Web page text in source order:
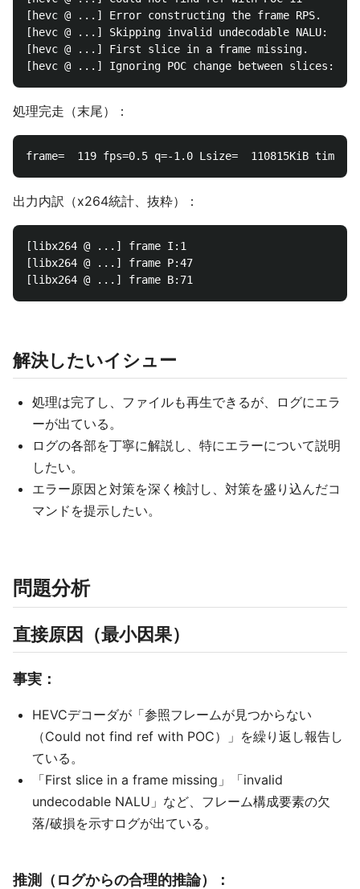
[hevc @ ...] Error constructing the frame RPS.
[hevc @ ...] Skipping invalid undecodable NALU: 1
[hevc @ ...] First slice in a frame missing.
処理完走（末尾）：
出力内訳（x264統計、抜粋）：
[libx264 @ ...] frame I:1
[libx264 @ ...] frame P:47
解決したいイシュー
処理は完了し、ファイルも再生できるが、ログにエラ
ーが出ている。
ログの各部を丁寧に解説し、特にエラーについて説明
したい。
エラー原因と対策を深く検討し、対策を盛り込んだコ
マンドを提示したい。
問題分析
直接原因（最小因果）
事実：
HEVCデコーダが「参照フレームが見つからない
（Could not find ref with POC）」を繰り返し報告し
ている。
「First slice in a frame missing」「invalid
undecodable NALU」など、フレーム構成要素の欠
落/破損を示すログが出ている。
推測（ログからの合理的推論）：